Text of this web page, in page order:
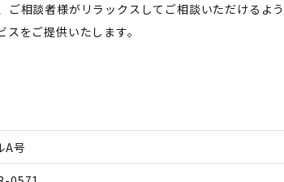
相談者様がリラックスしてご相談いただけるよ
をご提供いたします。
A号